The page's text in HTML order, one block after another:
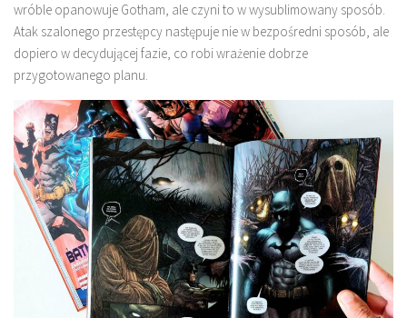
wróble opanowuje Gotham, ale czyni to w wysublimowany sposób.
Atak szalonego przestępcy następuje nie w bezpośredni sposób, ale
dopiero w decydującej fazie, co robi wrażenie dobrze
przygotowanego planu.